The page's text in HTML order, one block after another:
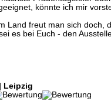
könnte ich mir
Land freut man sich doch,
es bei Euch - den
Leipzig